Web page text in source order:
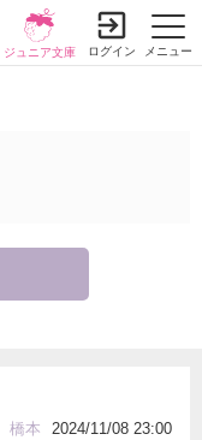
メニュー
ジュニア文庫 ログイン
橋本
2024/11/08 23:00